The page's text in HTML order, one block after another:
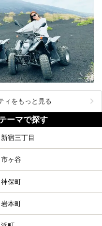
ィをもっと見る
ーマで探す
新宿三丁目
市ヶ谷
神保町
岩本町